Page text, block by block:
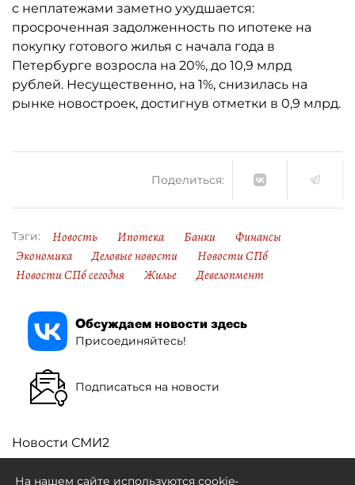
с неплатежами заметно ухудшается:
просроченная задолженность по ипотеке на
покупку готового жилья с начала года в
Петербурге возросла на 20%, до 10,9 млрд
рублей. Несущественно, на 1%, снизилась на
рынке новостроек, достигнув отметки в 0,9 млрд.
Поделиться:
Тэги: Новость Ипотека Банки
Финансы
Экономика
Деловые новости
Новости СПб
Новости СПб сегодня
Жилье Девелопмент
Обсуждаем новости здесь
Присоединяйтесь!
Подписаться на новости
Новости СМИ2
На нашем сайте используются cookie-